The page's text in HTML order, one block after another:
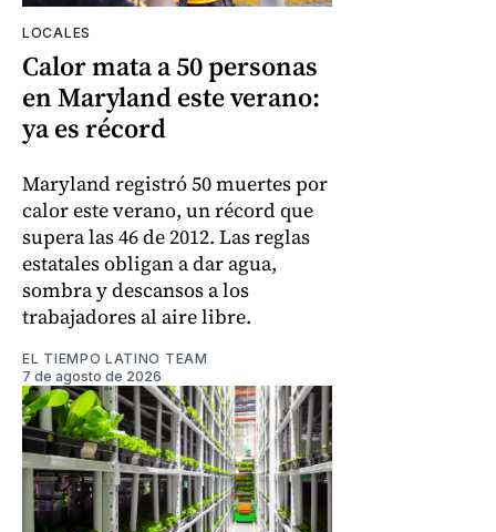
LOCALES
Calor mata a 50 personas
en Maryland este verano:
ya es récord
Maryland registró 50 muertes por
calor este verano, un récord que
supera las 46 de 2012. Las reglas
estatales obligan a dar agua,
sombra y descansos a los
trabajadores al aire libre.
EL TIEMPO LATINO TEAM
7 de agosto de 2026